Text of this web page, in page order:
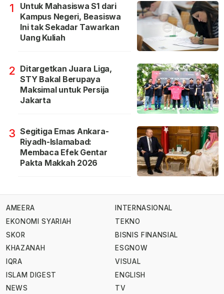
1
Untuk Mahasiswa S1 dari
Kampus Negeri, Beasiswa
Ini tak Sekadar Tawarkan
Uang Kuliah
2 Ditargetkan Juara Liga,
STY Bakal Berupaya
Maksimal untuk Persija
Jakarta
3 Segitiga Emas Ankara-
Riyadh-Islamabad:
Membaca Efek Gentar
Pakta Makkah 2026
AMEERA
EKONOMI SYARIAH
SKOR
KHAZANAH
IQRA
ISLAM DIGEST
NEWS
INTERNASIONAL
TEKNO
BISNIS FINANSIAL
ESGNOW
VISUAL
ENGLISH
TV